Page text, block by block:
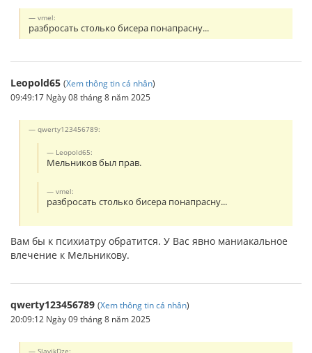
vmel:
разбросать столько бисера понапрасну...
Leopold65 (Xem thông tin cá nhân)
09:49:17 Ngày 08 tháng 8 năm 2025
qwerty123456789:
Leopold65:
Мельников был прав.
vmel:
разбросать столько бисера понапрасну...
Вам бы к психиатру обратится. У Вас явно маниакальное
влечение к Мельникову.
qwerty123456789 (Xem thông tin cá nhân)
20:09:12 Ngày 09 tháng 8 năm 2025
SlavikDze: